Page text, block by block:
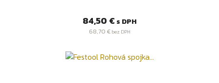
Cena
84,50 € s DPH
68,70 €bez DPH